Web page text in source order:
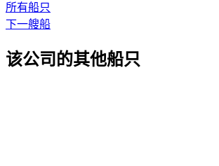
所有船只
下一艘船
该公司的其他船只